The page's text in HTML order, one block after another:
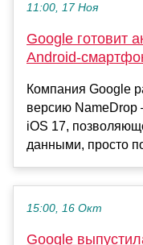
11:00, 17 Ноя
Google готовит
Android-
Компания Google
версию NameDrop
iOS 17,
данными, просто
15:00, 16 Окт
Google